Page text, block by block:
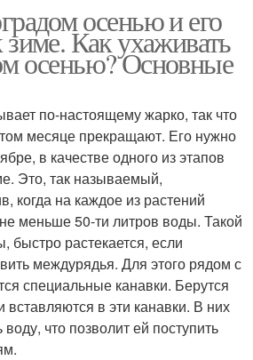
осенью и его
зиме. Как ухаживать
осенью? Основные
по-настоящему жарко, так что
месяце прекращают. Его нужно
в качестве одного из этапов
Это, так называемый,
когда на каждое из растений
меньше 50-ти литров воды. Такой
растекается, если
междурядья. Для этого рядом с
специальные канавки. Берутся
вставляются в эти канавки. В них
что позволит ей поступить